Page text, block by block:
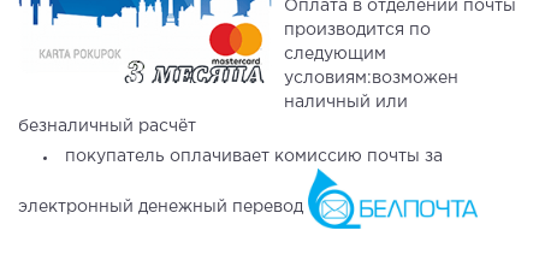
Оплата в отделении почты
производится по
следующим
условиям:возможен
наличный или
безналичный расчёт
покупатель оплачивает комиссию почты за
электронный денежный перевод